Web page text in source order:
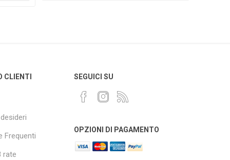
CLIENTI
Frequenti
rate
SEGUICI SU
OPZIONI DI PAGAMENTO